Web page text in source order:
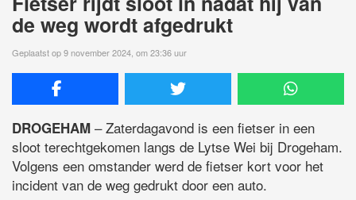
de weg wordt afgedrukt
Geplaatst op 9 november 2024, om 23:36 uur
DROGEHAM – Zaterdagavond is een fietser in een
sloot terechtgekomen langs de Lytse Wei bij Drogeham.
Volgens een omstander werd de fietser kort voor het
incident van de weg gedrukt door een auto.